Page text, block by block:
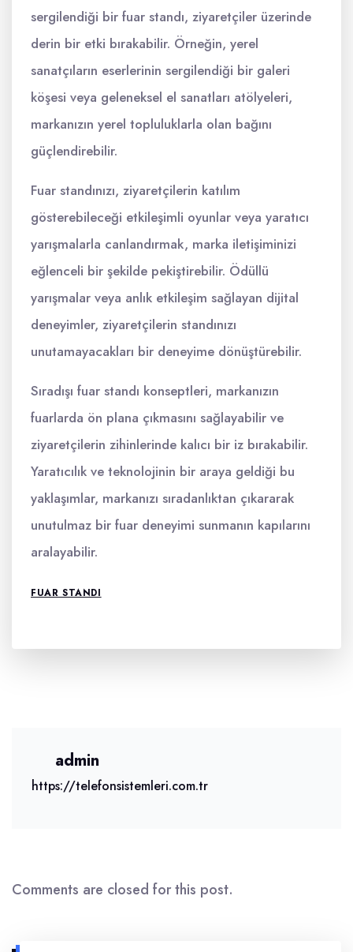
sergilendiği bir fuar standı, ziyaretçiler üzerinde
derin bir etki bırakabilir. Örneğin, yerel
sanatçıların eserlerinin sergilendiği bir galeri
köşesi veya geleneksel el sanatları atölyeleri,
markanızın yerel topluluklarla olan bağını
güçlendirebilir.
Fuar standınızı, ziyaretçilerin katılım
gösterebileceği etkileşimli oyunlar veya yaratıcı
yarışmalarla canlandırmak, marka iletişiminizi
eğlenceli bir şekilde pekiştirebilir. Ödüllü
yarışmalar veya anlık etkileşim sağlayan dijital
deneyimler, ziyaretçilerin standınızı
unutamayacakları bir deneyime dönüştürebilir.
Sıradışı fuar standı konseptleri, markanızın
fuarlarda ön plana çıkmasını sağlayabilir ve
ziyaretçilerin zihinlerinde kalıcı bir iz bırakabilir.
Yaratıcılık ve teknolojinin bir araya geldiği bu
yaklaşımlar, markanızı sıradanlıktan çıkararak
unutulmaz bir fuar deneyimi sunmanın kapılarını
aralayabilir.
FUAR STANDI
admin
https://telefonsistemleri.com.tr
Comments are closed for this post.